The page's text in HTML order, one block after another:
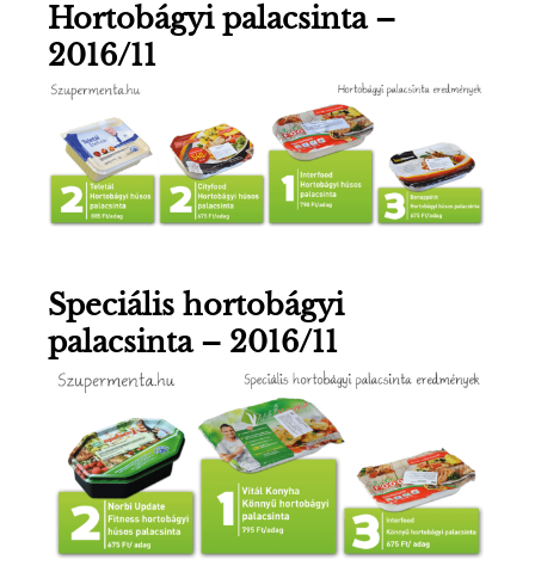
Hortobágyi palacsinta –
2016/11
Speciális hortobágyi
palacsinta – 2016/11